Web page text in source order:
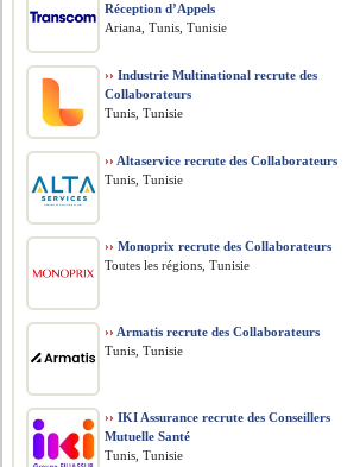
Réception d’Appels
Ariana, Tunis, Tunisie
›› Industrie Multinational recrute des
Collaborateurs
Tunis, Tunisie
›› Altaservice recrute des Collaborateurs
Tunis, Tunisie
›› Monoprix recrute des Collaborateurs
Toutes les régions, Tunisie
›› Armatis recrute des Collaborateurs
Tunis, Tunisie
›› IKI Assurance recrute des Conseillers
Mutuelle Santé
Tunis, Tunisie